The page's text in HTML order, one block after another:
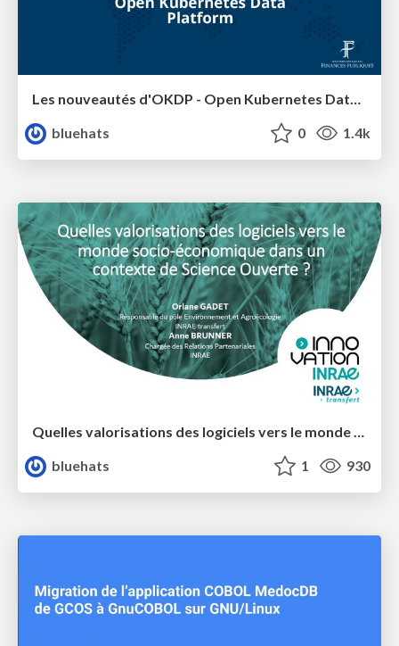
Les nouveautés d'OKDP - Open Kubernetes Data Platform
bluehats
0 1.4k
Quelles valorisations des logiciels vers le monde socio-économique dans un contexte de Science Ouverte ?
bluehats
1 930